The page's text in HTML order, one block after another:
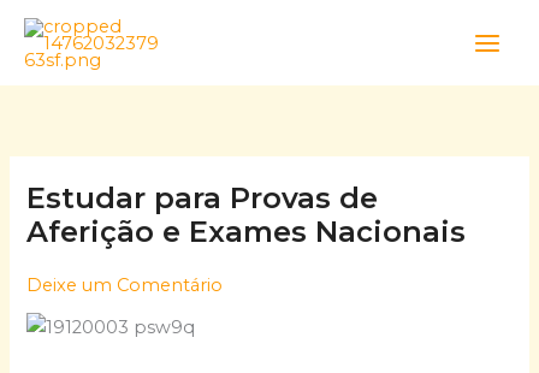
Skip
content
Estudar para Provas de
Aferição e Exames Nacionais
Deixe um Comentário